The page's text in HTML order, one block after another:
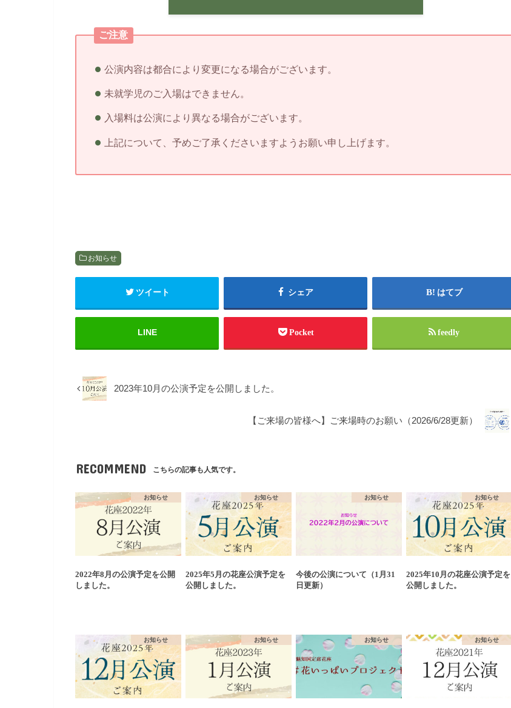
ご注意
公演内容は都合により変更になる場合がございます。
未就学児のご入場はできません。
入場料は公演により異なる場合がございます。
上記について、予めご了承くださいますようお願い申し上げます。
お知らせ
ツイート シェア はてブ
LINE Pocket feedly
2023年10月の公演予定を公開しました。
【ご来場の皆様へ】ご来場時のお願い（2026/6/28更新）
RECOMMEND こちらの記事も人気です。
お知らせ
2022年8月の公演予定を公開
しました。
お知らせ
2025年5月の花座公演予定を
公開しました。
お知らせ
今後の公演について（1月31
日更新）
お知らせ
2025年10月の花座公演予定を
公開しました。
お知らせ お知らせ お知らせ お知らせ